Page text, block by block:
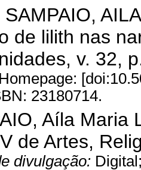
SAMPAIO,
de lilith nas
v. 32,
23180714.
Aíla Maria
de Artes,
divulgação: